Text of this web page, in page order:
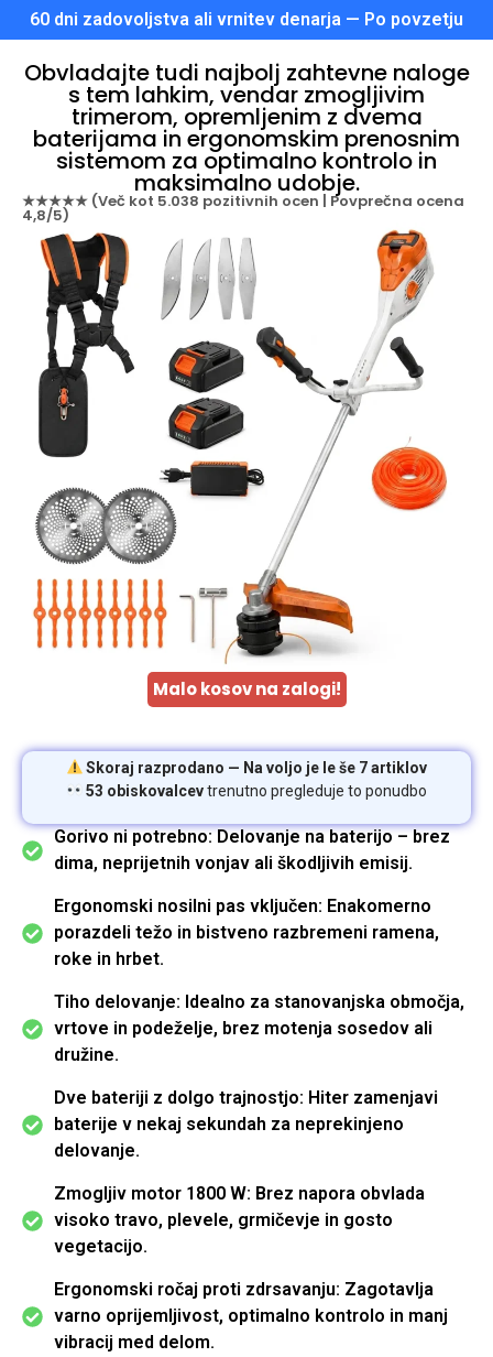
60 dni zadovoljstva ali vrnitev denarja — Po povzetju
Obvladajte tudi najbolj zahtevne naloge
s tem lahkim, vendar zmogljivim
trimerom, opremljenim z dvema
baterijama in ergonomskim prenosnim
sistemom za optimalno kontrolo in
maksimalno udobje.
★★★★★ (Več kot 5.038 pozitivnih ocen | Povprečna ocena
4,8/5)
Malo kosov na zalogi!
Skoraj razprodano — Na voljo je le še 7 artiklov
53 obiskovalcevtrenutno pregleduje to ponudbo
Gorivo ni potrebno: Delovanje na baterijo – brez
dima, neprijetnih vonjav ali škodljivih emisij.
Ergonomski nosilni pas vključen: Enakomerno
porazdeli težo in bistveno razbremeni ramena,
roke in hrbet.
Tiho delovanje: Idealno za stanovanjska območja,
vrtove in podeželje, brez motenja sosedov ali
družine.
Dve bateriji z dolgo trajnostjo: Hiter zamenjavi
baterije v nekaj sekundah za neprekinjeno
delovanje.
Zmogljiv motor 1800 W: Brez napora obvlada
visoko travo, plevele, grmičevje in gosto
vegetacijo.
Ergonomski ročaj proti zdrsavanju: Zagotavlja
varno oprijemljivost, optimalno kontrolo in manj
vibracij med delom.